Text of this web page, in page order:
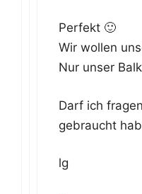
Perfekt 🙂
Wir wollen
Nur unser
Darf ich
gebraucht
lg